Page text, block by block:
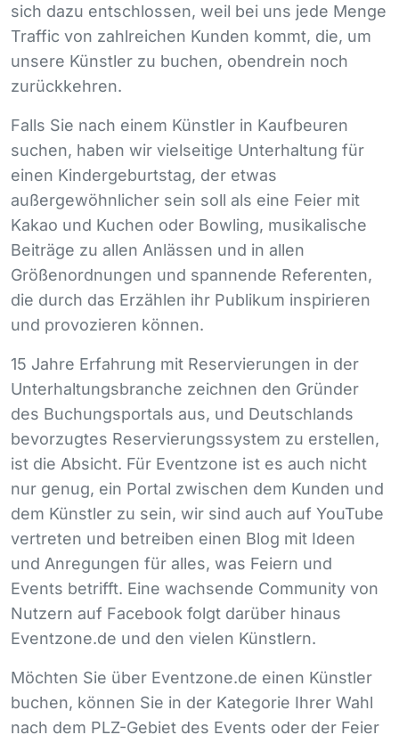
sich dazu entschlossen, weil bei uns jede Menge
Traffic von zahlreichen Kunden kommt, die, um
unsere Künstler zu buchen, obendrein noch
zurückkehren.
Falls Sie nach einem Künstler in Kaufbeuren
suchen, haben wir vielseitige Unterhaltung für
einen Kindergeburtstag, der etwas
außergewöhnlicher sein soll als eine Feier mit
Kakao und Kuchen oder Bowling, musikalische
Beiträge zu allen Anlässen und in allen
Größenordnungen und spannende Referenten,
die durch das Erzählen ihr Publikum inspirieren
und provozieren können.
15 Jahre Erfahrung mit Reservierungen in der
Unterhaltungsbranche zeichnen den Gründer
des Buchungsportals aus, und Deutschlands
bevorzugtes Reservierungssystem zu erstellen,
ist die Absicht. Für Eventzone ist es auch nicht
nur genug, ein Portal zwischen dem Kunden und
dem Künstler zu sein, wir sind auch auf YouTube
vertreten und betreiben einen Blog mit Ideen
und Anregungen für alles, was Feiern und
Events betrifft. Eine wachsende Community von
Nutzern auf Facebook folgt darüber hinaus
Eventzone.de und den vielen Künstlern.
Möchten Sie über Eventzone.de einen Künstler
buchen, können Sie in der Kategorie Ihrer Wahl
nach dem PLZ-Gebiet des Events oder der Feier